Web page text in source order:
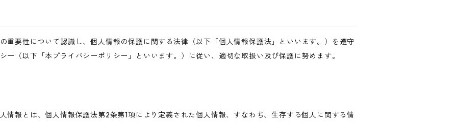
重要性について認識し、個人情報の保護に関する法律（以下「個人情報保護法」といいます。）を遵守
ー（以下「本プライバシーポリシー」といいます。）に従い、適切な取扱い及び保護に努めます。
情報とは、個人情報保護法第2条第1項により定義された個人情報、すなわち、生存する個人に関する情